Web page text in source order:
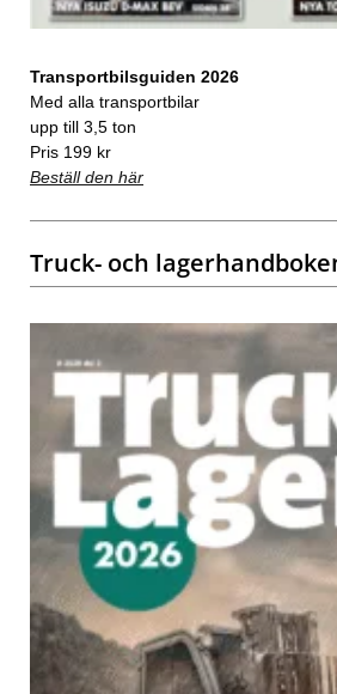
Transportbilsguiden 2026
Med alla transportbilar
upp till 3,5 ton
Pris 199 kr
Beställ den här
Truck- och